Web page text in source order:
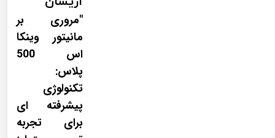
"مروری بر
مانیتور وینکا
اس 500
پلاس:
تکنولوژی
پیشرفته ای
برای تجربه